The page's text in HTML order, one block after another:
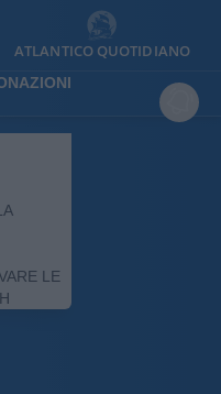
ATLANTICO QUOTIDIANO
LE